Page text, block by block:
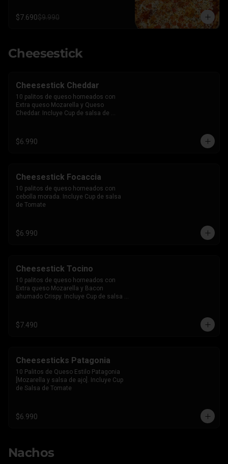
$7.690$9.990
Cheesestick
Cheesestick Cheddar
10 palitos de queso horneados con
Extra queso Mozarella y Queso
Cheddar. Incluye Cup de salsa de
$6.990
Cheesestick Focaccia
10 palitos de queso horneados con
cebolla morada. Incluye Cup de salsa
de Tomate
$6.990
Cheesestick Tocino
10 palitos de queso horneados con
Extra queso Mozarella y Bacon
ahumado Crispy. Incluye Cup de salsa
$7.490
Cheesesticks Patagonia
10 Palitos de Queso Estilo Patagonia
[Mozarella y salsa de ajo]. Incluye Cup
de Salsa de Tomate
$6.990
Nachos